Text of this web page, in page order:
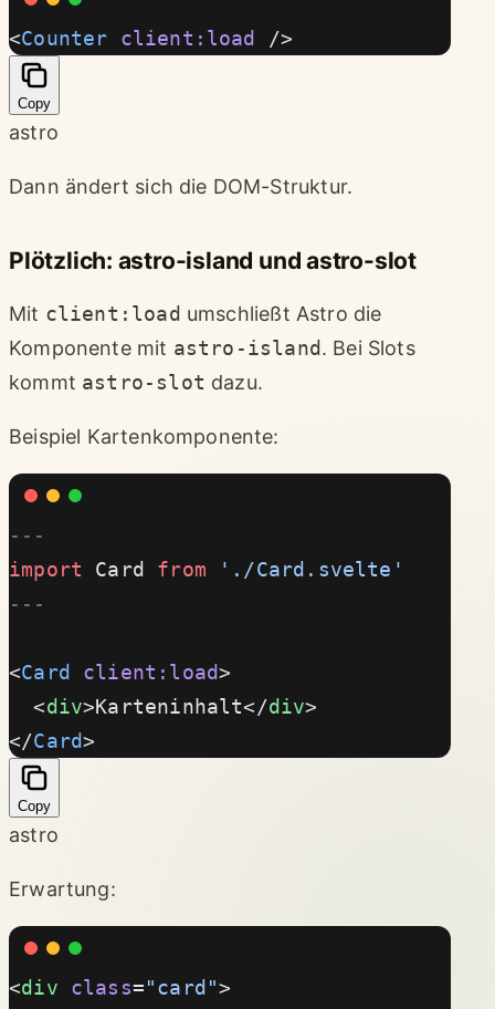
<Counter client:load />
Copy
astro
Dann ändert sich die DOM-Struktur.
Plötzlich: astro-island und astro-slot
Mit client:load umschließt Astro die
Komponente mit astro-island. Bei Slots
kommt astro-slot dazu.
Beispiel Kartenkomponente:
---
import Card from './Card.svelte'
---
<Card client:load>
  <
div>Karteninhalt</div>
</Card>
Copy
astro
Erwartung:
<div class="card">